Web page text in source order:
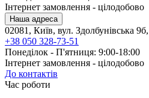
Інтернет замовлення - цілодобово
Наша адреса
02081, Київ, вул. Здолбунівська
+38 050 328-73-51
Понеділок - П'ятниця: 9:00-18:00
Інтернет замовлення - цілодобово
До контактів
Час роботи